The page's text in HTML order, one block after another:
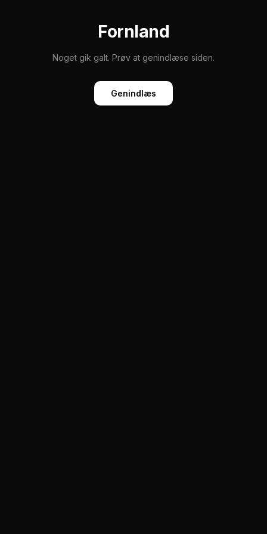
Fornland
Noget gik galt. Prøv at genindlæse siden.
Genindlæs